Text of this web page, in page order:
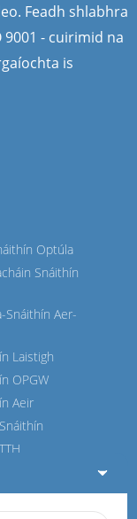
Feadh shlabhra
- cuirimid na
is
Optúla
Snáithín
Snáithín Aer-
Laistigh
OPGW
Aeir
ASU
ADSS